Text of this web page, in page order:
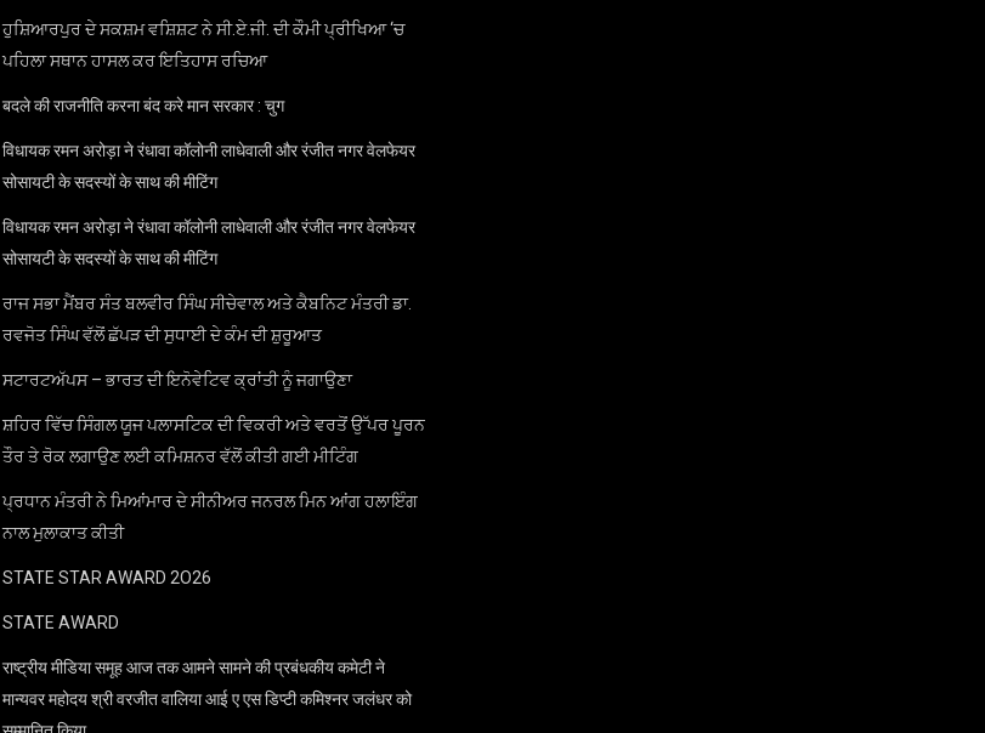
ਹੁਸ਼ਿਆਰਪੁਰ ਦੇ ਸਕਸ਼ਮ ਵਸ਼ਿਸ਼ਟ ਨੇ ਸੀ.ਏ.ਜੀ. ਦੀ ਕੌਮੀ ਪ੍ਰੀਖਿਆ ‘ਚ
ਪਹਿਲਾ ਸਥਾਨ ਹਾਸਲ ਕਰ ਇਤਿਹਾਸ ਰਚਿਆ
बदले की राजनीति करना बंद करे मान सरकार : चुग
विधायक रमन अरोड़ा ने रंधावा कॉलोनी लाधेवाली और रंजीत नगर वेलफेयर
सोसायटी के सदस्यों के साथ की मीटिंग
विधायक रमन अरोड़ा ने रंधावा कॉलोनी लाधेवाली और रंजीत नगर वेलफेयर
सोसायटी के सदस्यों के साथ की मीटिंग
ਰਾਜ ਸਭਾ ਮੈਂਬਰ ਸੰਤ ਬਲਵੀਰ ਸਿੰਘ ਸੀਚੇਵਾਲ ਅਤੇ ਕੈਬਨਿਟ ਮੰਤਰੀ ਡਾ.
ਰਵਜੋਤ ਸਿੰਘ ਵੱਲੋਂ ਛੱਪੜ ਦੀ ਸੁਧਾਈ ਦੇ ਕੰਮ ਦੀ ਸ਼ੁਰੂਆਤ
ਸਟਾਰਟਅੱਪਸ – ਭਾਰਤ ਦੀ ਇਨੋਵੇਟਿਵ ਕ੍ਰਾਂਤੀ ਨੂੰ ਜਗਾਉਣਾ
ਸ਼ਹਿਰ ਵਿੱਚ ਸਿੰਗਲ ਯੂਜ ਪਲਾਸਟਿਕ ਦੀ ਵਿਕਰੀ ਅਤੇ ਵਰਤੋਂ ਉੱਪਰ ਪੂਰਨ
ਤੌਰ ਤੇ ਰੋਕ ਲਗਾਉਣ ਲਈ ਕਮਿਸ਼ਨਰ ਵੱਲੋਂ ਕੀਤੀ ਗਈ ਮੀਟਿੰਗ
ਪ੍ਰਧਾਨ ਮੰਤਰੀ ਨੇ ਮਿਆਂਮਾਰ ਦੇ ਸੀਨੀਅਰ ਜਨਰਲ ਮਿਨ ਆਂਗ ਹਲਾਇੰਗ
ਨਾਲ ਮੁਲਾਕਾਤ ਕੀਤੀ
STATE STAR AWARD 2O26
STATE AWARD
राष्ट्रीय मीडिया समूह आज तक आमने सामने की प्रबंधकीय कमेटी ने
मान्यवर महोदय श्री वरजीत वालिया आई ए एस डिप्टी कमिश्नर जलंधर को